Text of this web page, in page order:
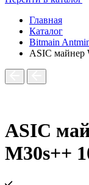
Главная
Каталог
Bitmain
ASIC майнер
ASIC
M30s++